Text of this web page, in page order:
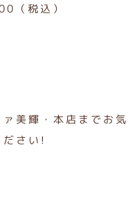
（税込）
美輝・本店までお気
さい!